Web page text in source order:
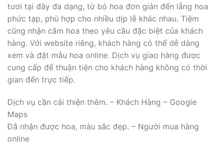
tươi tại đây đa dạng, từ bó hoa đơn giản đến lẵng hoa
phức tạp, phù hợp cho nhiều dịp lễ khác nhau. Tiệm
cũng nhận cắm hoa theo yêu cầu đặc biệt của khách
hàng. Với website riêng, khách hàng có thể dễ dàng
xem và đặt mẫu hoa online. Dịch vụ giao hàng được
cung cấp để thuận tiện cho khách hàng không có thời
gian đến trực tiếp.
Dịch vụ cần cải thiện thêm. – Khách Hàng – Google
Maps
Đã nhận được hoa, màu sắc đẹp. – Người mua hàng
online